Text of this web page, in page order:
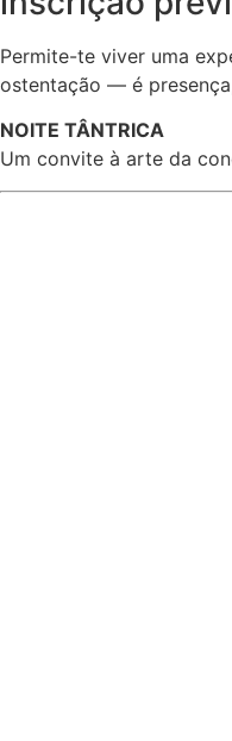
Permite-te viver uma
ostentação — é
NOITE TÂNTRICA
Um convite à arte da